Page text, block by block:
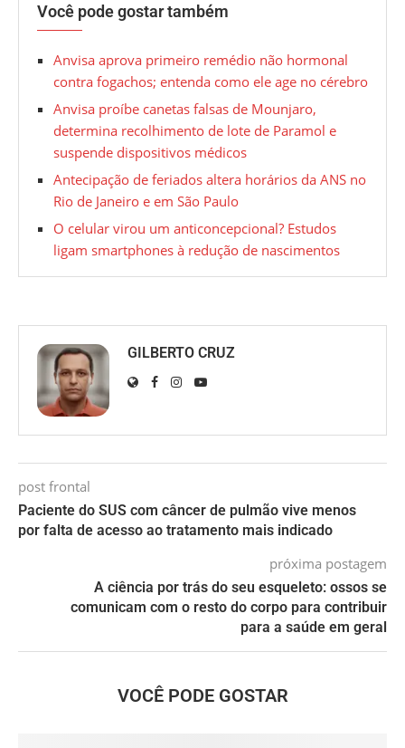
Você pode gostar também
Anvisa aprova primeiro remédio não hormonal
contra fogachos; entenda como ele age no cérebro
Anvisa proíbe canetas falsas de Mounjaro,
determina recolhimento de lote de Paramol e
suspende dispositivos médicos
Antecipação de feriados altera horários da ANS no
Rio de Janeiro e em São Paulo
O celular virou um anticoncepcional? Estudos
ligam smartphones à redução de nascimentos
GILBERTO CRUZ
post frontal
Paciente do SUS com câncer de pulmão vive menos
por falta de acesso ao tratamento mais indicado
próxima postagem
A ciência por trás do seu esqueleto: ossos se
comunicam com o resto do corpo para contribuir
para a saúde em geral
VOCÊ PODE GOSTAR